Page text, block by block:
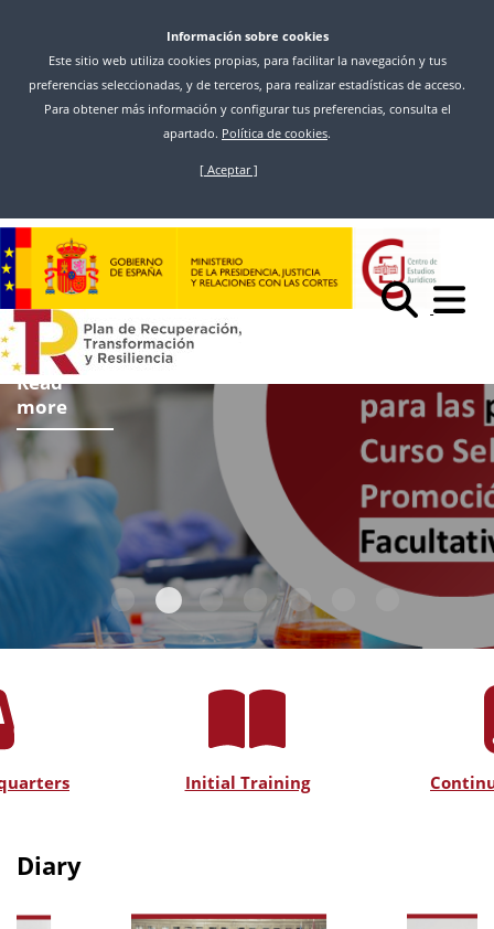
main
Información sobre cookies
Este sitio web utiliza cookies propias, para facilitar la navegación y tus
preferencias seleccionadas, y de terceros, para realizar estadísticas de acceso.
Para obtener más información y configurar tus preferencias, consulta el
apartado. Política de cookies.
[ Aceptar ]
Read
more
Initial Training
Diary